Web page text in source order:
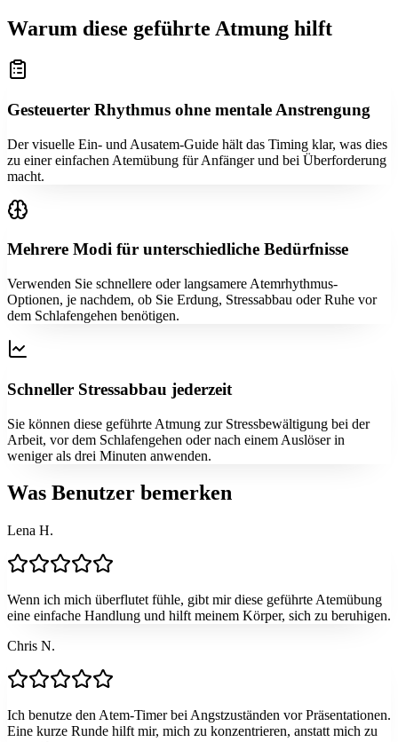
Warum diese geführte Atmung hilft
Gesteuerter Rhythmus ohne mentale Anstrengung
Der visuelle Ein- und Ausatem-Guide hält das Timing klar, was dies
zu einer einfachen Atemübung für Anfänger und bei Überforderung
macht.
Mehrere Modi für unterschiedliche Bedürfnisse
Verwenden Sie schnellere oder langsamere Atemrhythmus-
Optionen, je nachdem, ob Sie Erdung, Stressabbau oder Ruhe vor
dem Schlafengehen benötigen.
Schneller Stressabbau jederzeit
Sie können diese geführte Atmung zur Stressbewältigung bei der
Arbeit, vor dem Schlafengehen oder nach einem Auslöser in
weniger als drei Minuten anwenden.
Was Benutzer bemerken
Lena H.
Wenn ich mich überflutet fühle, gibt mir diese geführte Atemübung
eine einfache Handlung und hilft meinem Körper, sich zu beruhigen.
Chris N.
Ich benutze den Atem-Timer bei Angstzuständen vor Präsentationen.
Eine kurze Runde hilft mir, mich zu konzentrieren, anstatt mich zu